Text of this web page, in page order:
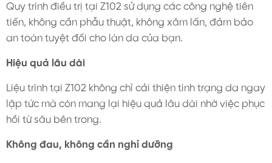
Quy trình điều trị tại Z102 sử dụng các công nghệ tiên
tiến, không cần phẫu thuật, không xâm lấn, đảm bảo
an toàn tuyệt đối cho làn da của bạn.
Hiệu quả lâu dài
Liệu trình tại Z102 không chỉ cải thiện tình trạng da ngay
lập tức mà còn mang lại hiệu quả lâu dài nhờ việc phục
hồi từ sâu bên trong.
Không đau, không cần nghỉ dưỡng